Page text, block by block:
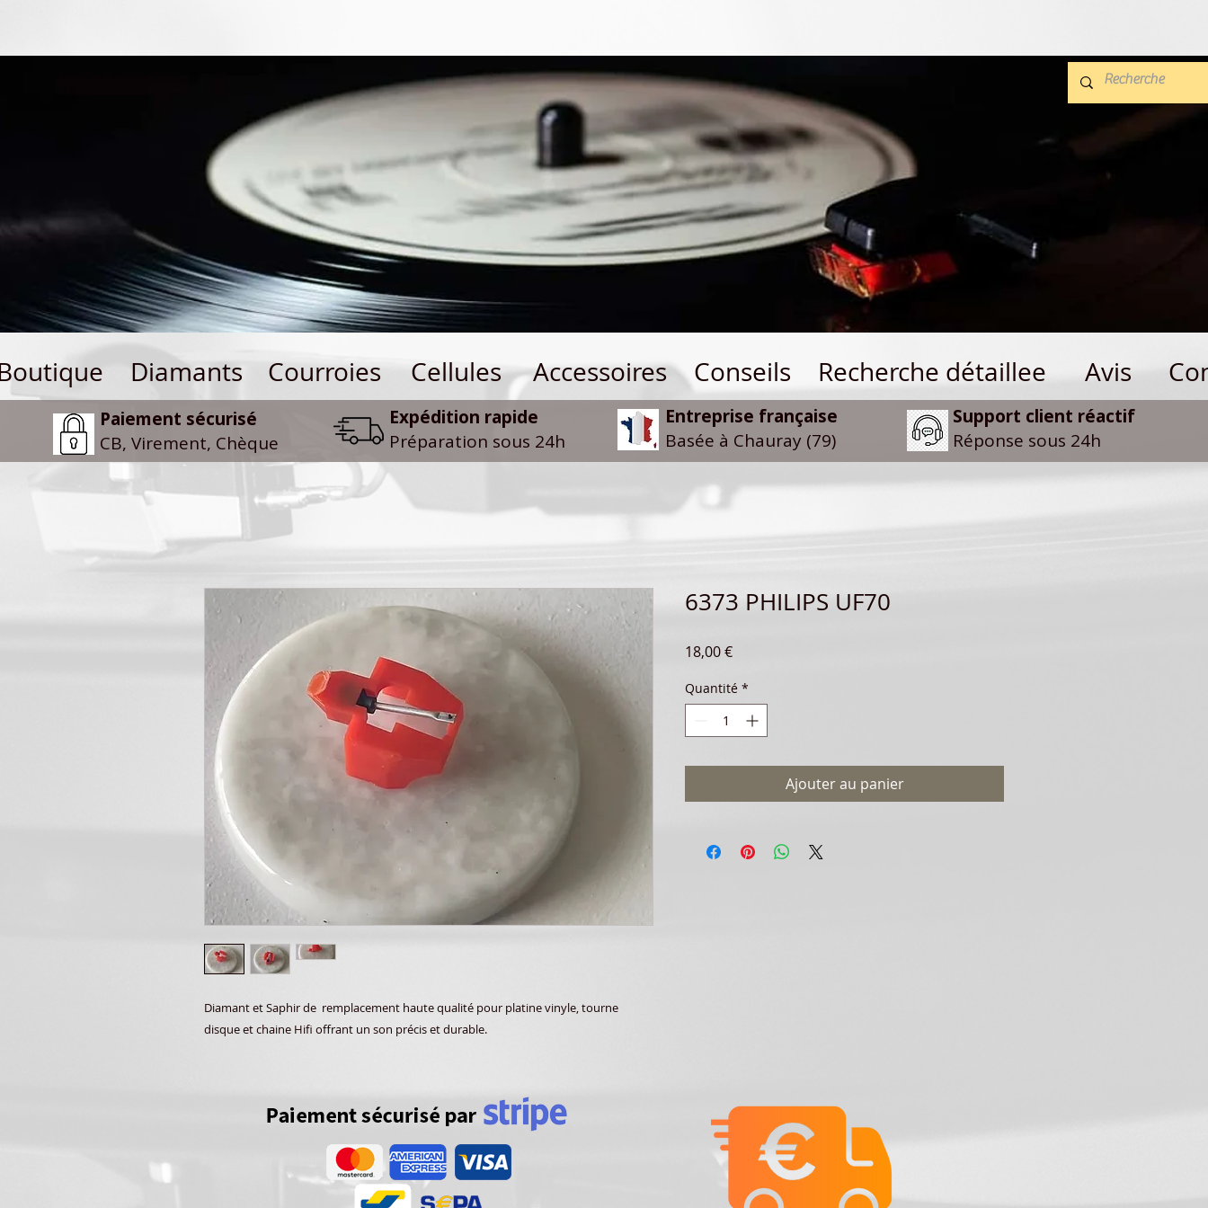
Diamants Courroies Cellules Accessoires Conseils Recherche détaillee Avis
Paiement sécurisé
CB, Virement, Chèque
Expédition rapide
Préparation sous 24h
Entreprise française
Basée à Chauray (79)
Support client réactif
Réponse sous 24h
Diamant et Saphir de remplacement haute qualité pour platine vinyle, tourne
disque et chaine Hifi offrant un son précis et durable.
6373 PHILIPS UF70
18,00 €Prix
Quantité *
Ajouter au panier